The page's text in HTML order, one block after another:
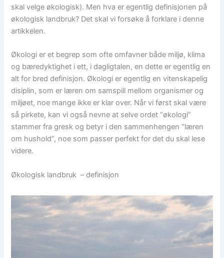
skal velge økologisk). Men hva er egentlig definisjonen på
økologisk landbruk? Det skal vi forsøke å forklare i denne
artikkelen.
Økologi er et begrep som ofte omfavner både miljø, klima
og bæredyktighet i ett, i dagligtalen, en dette er egentlig en
alt for bred definisjon. Økologi er egentlig en vitenskapelig
disiplin, som er læren om samspill mellom organismer og
miljøet, noe mange ikke er klar over. Når vi først skal være
så pirkete, kan vi også nevne at selve ordet “økologi”
stammer fra gresk og betyr i den sammenhengen “læren
om hushold”, noe som passer perfekt for det du skal lese
videre.
Økologisk landbruk – definisjon